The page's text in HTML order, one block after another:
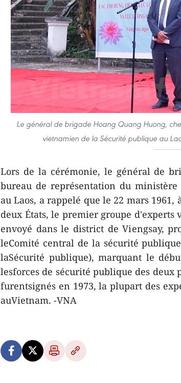
Le général de brigade Hoang Quang Huong,
vietnamien de la Sécurité publique au
Lors de la cérémonie, le général de
bureau de représentation du
au Laos, a rappelé que le 22 mars
deux États, le premier groupe
envoyé dans le district de Viengsay,
leComité central de la sécurité
laSécurité publique), marquant le
lesforces de sécurité publique des deux
furentsignés en 1973, la plupart des
auVietnam. -VNA